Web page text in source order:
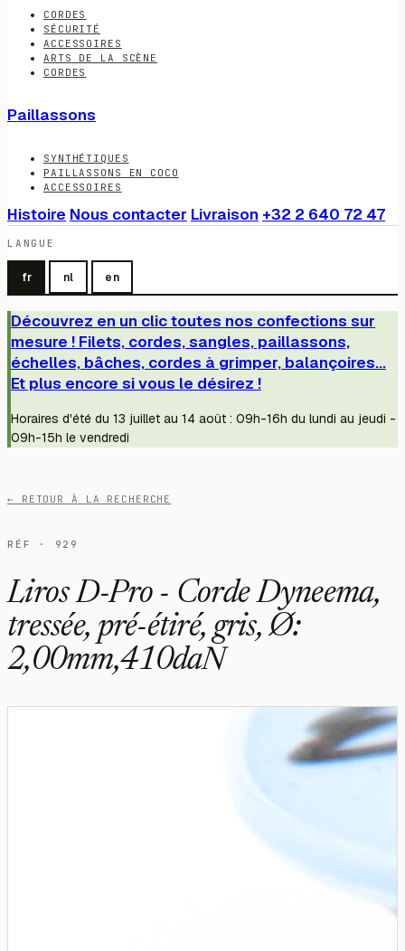
CORDES
SÉCURITÉ
ACCESSOIRES
ARTS DE LA SCÈNE
CORDES
Paillassons
SYNTHÉTIQUES
PAILLASSONS EN COCO
ACCESSOIRES
Histoire Nous contacter Livraison +32 2 640 72 47
LANGUE
fr nl en
Découvrez en un clic toutes nos confections sur
mesure ! Filets, cordes, sangles, paillassons,
échelles, bâches, cordes à grimper, balançoires...
Et plus encore si vous le désirez !
Horaires d'été du 13 juillet au 14 août : 09h-16h du lundi au jeudi -
09h-15h le vendredi
← RETOUR À LA RECHERCHE
RÉF · 929
Liros D-Pro - Corde Dyneema,
tressée, pré-étiré, gris, Ø:
2,00mm,410daN